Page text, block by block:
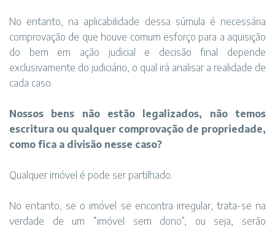
No entanto, na aplicabilidade dessa súmula é necessária
comprovação de que houve comum esforço para a aquisição
do bem em ação judicial e decisão final depende
exclusivamente do judiciário, o qual irá analisar a realidade de
cada caso.
Nossos bens não estão legalizados, não temos
escritura ou qualquer comprovação de propriedade,
como fica a divisão nesse caso?
Qualquer imóvel é pode ser partilhado.
No entanto, se o imóvel se encontra irregular, trata-se na
verdade de um “imóvel sem dono”, ou seja, serão